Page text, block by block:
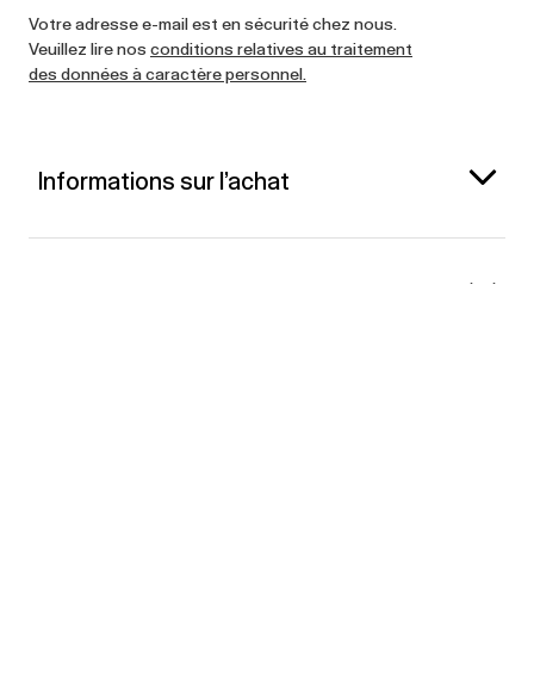
Votre adresse e-mail est en sécurité chez nous.
Veuillez lire nos conditions relatives au traitement
des données à caractère personnel.
Informations sur l’achat